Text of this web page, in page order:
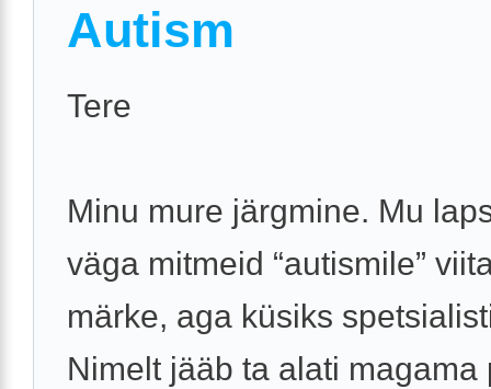
Autism
Tere
Minu mure järgmine. Mu
väga mitmeid “autismile”
märke, aga küsiks
Nimelt jääb ta alati magama